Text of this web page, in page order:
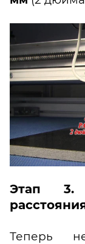
Этап 3.
Теперь